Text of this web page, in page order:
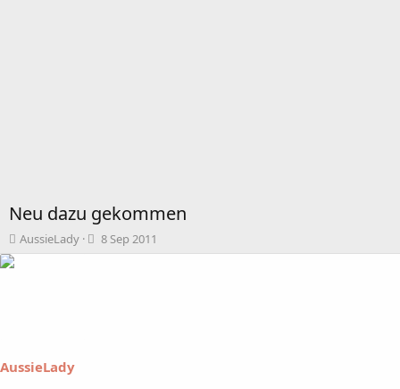
Neu dazu gekommen
T
h
a
AussieLady
B
e
8 Sep 2011
AussieLady